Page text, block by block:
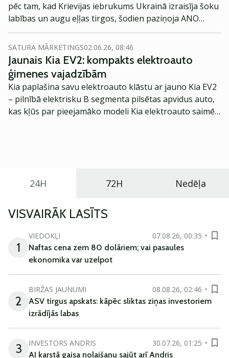
pēc tam, kad Krievijas iebrukums Ukrainā izraisīja šoku
labības un augu eļļas tirgos, šodien paziņoja ANO
Pārtikas un lauksaimniecības organizācija (FAO).
SATURA MĀRKETINGS02.06.26, 08:46
Jaunais Kia EV2: kompakts elektroauto
ģimenes vajadzībām
Kia paplašina savu elektroauto klāstu ar jauno Kia EV2
– pilnībā elektrisku B segmenta pilsētas apvidus auto,
kas kļūs par pieejamāko modeli Kia elektroauto saimē
24H 72H Nedēļa
VISVAIRĀK LASĪTS
1
VIEDOKĻI
07.08.26, 00:35
Naftas cena zem 80 dolāriem; vai pasaules
ekonomika var uzelpot
2
BIRŽAS JAUNUMI
08.08.26, 02:46
ASV tirgus apskats: kāpēc sliktas ziņas investoriem
izrādījās labas
3 INVESTORS ANDRIS
30.07.26, 01:25
AI karstā gaisa nolaišanu sajūt arī Andris